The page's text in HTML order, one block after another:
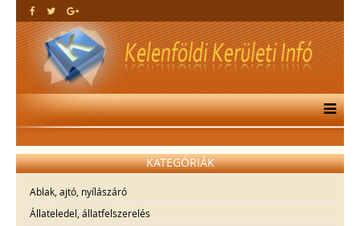
KATEGÓRIÁK
Ablak, ajtó, nyílászáró
Állateledel, állatfelszerelés